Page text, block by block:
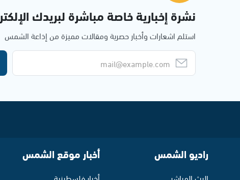
نشرة إخبارية خاصة مباشرة لبريدك
استلم اشعارات وأخبار حصرية ومقالات مميزة من إذاعة الشمس
راديو الشمس أخبار موقع الشمس